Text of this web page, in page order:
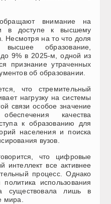
внимание на
в доступе к высшему
Несмотря на то что доля
образование,
9% в 2025-м, одной из
признание утраченных
об образовании.
что стремительный
нагрузку на системы
связи особое значение
качества
к образованию для
населения и поиска
вузов.
что цифровые
интеллект все активнее
процесс. Однако
использования
существовала лишь в
мира.